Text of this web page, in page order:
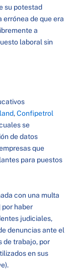
su potestad
errónea de que era
a
laboral sin
,Confipetrol
se
de datos
que
para puestos
con una multa
haber
judiciales,
denuncias ante el
de trabajo, por
en sus